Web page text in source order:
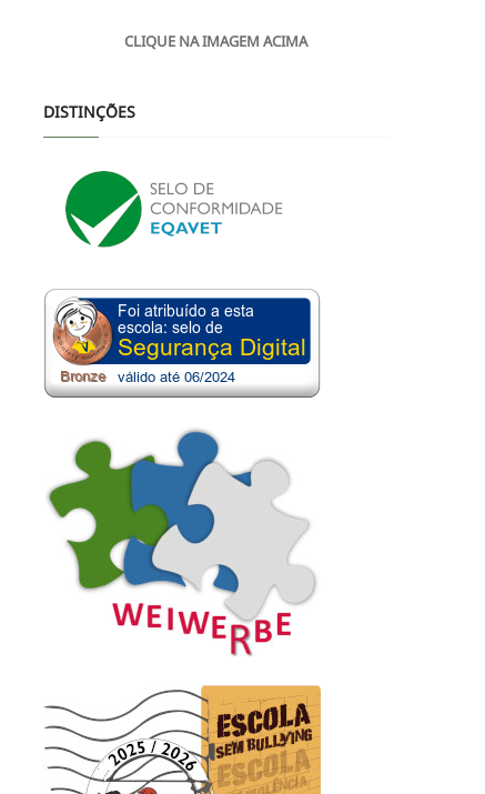
CLIQUE NA IMAGEM ACIMA
DISTINÇÕES